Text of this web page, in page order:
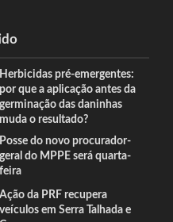
Herbicidas pré-emergentes:
por que a aplicação antes da
germinação das daninhas
muda o resultado?
Posse do novo procurador-
geral do MPPE será quarta-
feira
Ação da PRF recupera
veículos em Serra Talhada e